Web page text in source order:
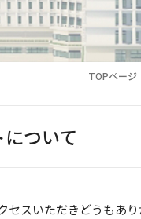
TOPページ
ついて
セスいただきどうもあ